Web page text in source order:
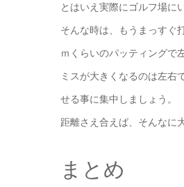
とはいえ実際にゴルフ場に
そんな時は、もうまっすぐ
ｍくらいのパッティングで
ミスが大きくなるのは左右
せる事に集中しましょう。
距離さえ合えば、そんなに
まとめ